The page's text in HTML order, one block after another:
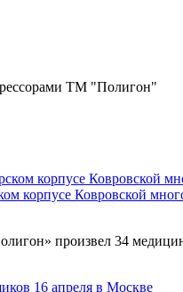
ТМ "Полигон"
корпусе Ковровской
произвел 34